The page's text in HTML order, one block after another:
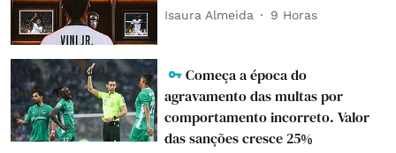
Isaura Almeida 9 Horas
Começa a época do
agravamento das multas por
comportamento incorreto. Valor
das sanções cresce 25%